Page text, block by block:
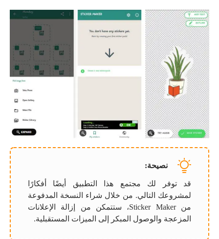
نصيحة:
قد توفر لك مجتمع هذا التطبيق أيضًا أفكارًا
لمشروعك التالي. من خلال شراء النسخة المدفوعة
من Sticker Maker، ستتمكن من إزالة الإعلانات
المزعجة والوصول المبكر إلى الميزات المستقبلية.